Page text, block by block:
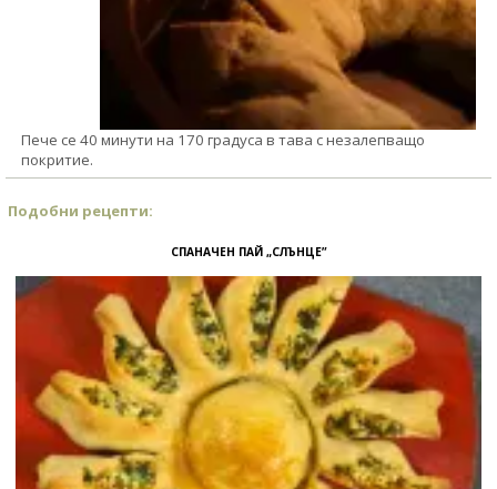
Пече се 40 минути на 170 градуса в тава с незалепващо
покритие.
Подобни рецепти:
СПАНАЧЕН ПАЙ „СЛЪНЦЕ”